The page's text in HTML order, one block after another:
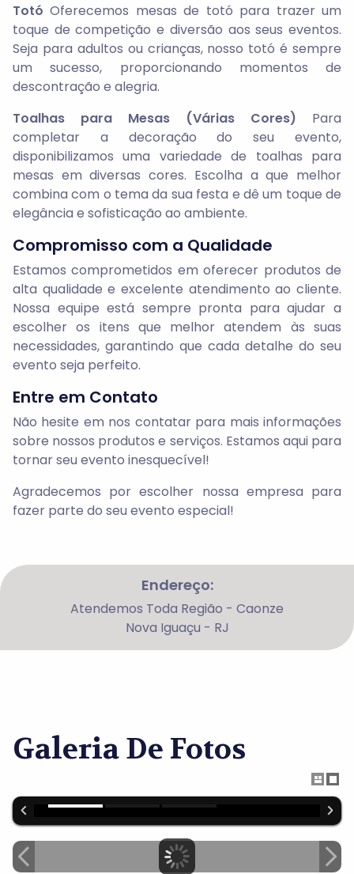
Totó Oferecemos mesas de totó para trazer um
toque de competição e diversão aos seus eventos.
Seja para adultos ou crianças, nosso totó é sempre
um sucesso, proporcionando momentos de
descontração e alegria.
Toalhas para Mesas (Várias Cores) Para
completar a decoração do seu evento,
disponibilizamos uma variedade de toalhas para
mesas em diversas cores. Escolha a que melhor
combina com o tema da sua festa e dê um toque de
elegância e sofisticação ao ambiente.
Compromisso com a Qualidade
Estamos comprometidos em oferecer produtos de
alta qualidade e excelente atendimento ao cliente.
Nossa equipe está sempre pronta para ajudar a
escolher os itens que melhor atendem às suas
necessidades, garantindo que cada detalhe do seu
evento seja perfeito.
Entre em Contato
Não hesite em nos contatar para mais informações
sobre nossos produtos e serviços. Estamos aqui para
tornar seu evento inesquecível!
Agradecemos por escolher nossa empresa para
fazer parte do seu evento especial!
Endereço:
Atendemos Toda Região - Caonze
Nova Iguaçu - RJ
Galeria De Fotos